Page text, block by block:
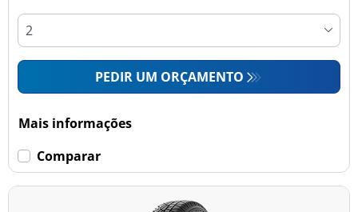
PEDIR UM ORÇAMENTO
Mais informações
Comparar